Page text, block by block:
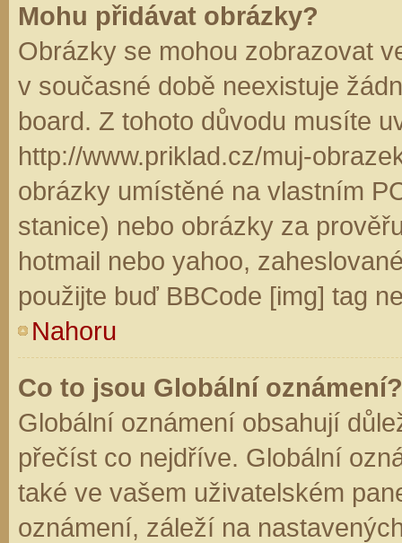
Mohu přidávat obrázky?
Obrázky se mohou zobrazovat
v současné době neexistuje
board. Z tohoto důvodu musíte
http://www.priklad.cz/muj-
obrázky umístěné na vlastním
stanice) nebo obrázky za
hotmail nebo yahoo,
použijte buď BBCode [img] tag
Nahoru
Co to jsou Globální oznámení?
Globální oznámení obsahují
přečíst co nejdříve. Globální
také ve vašem uživatelském
oznámení, záleží na